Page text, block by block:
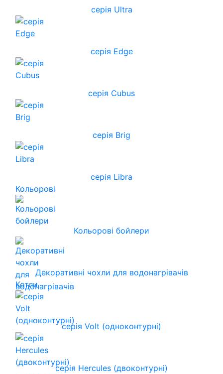
серія Ultra
серія Edge
серія Cubus
серія Brig
серія Libra
Кольорові
Кольорові бойлери
Декоративні чохли для водонагрівачів
Котли
серія Volt (одноконтурні)
серія Hercules (двоконтурні)